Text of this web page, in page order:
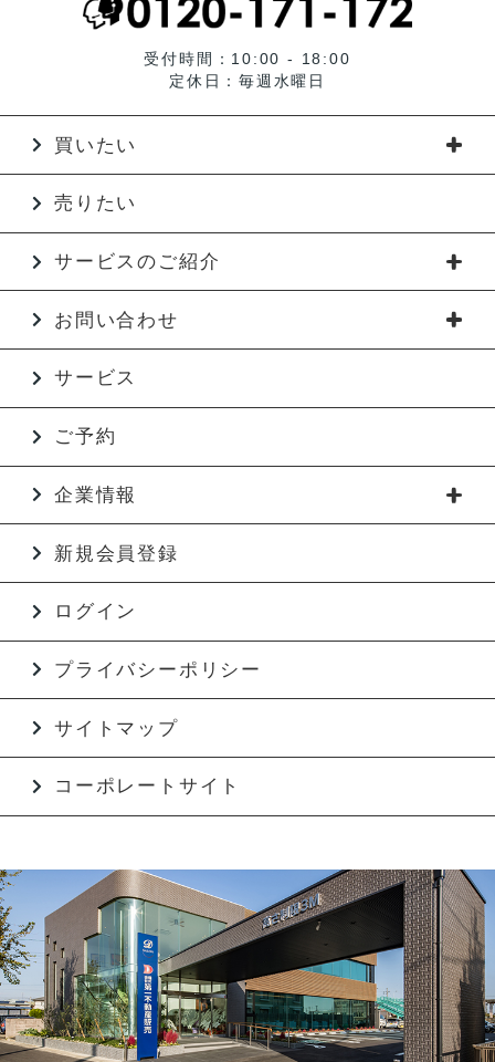
受付時間：10:00 - 18:00
定休日：毎週水曜日
買いたい
売りたい
サービスのご紹介
お問い合わせ
サービス
ご予約
企業情報
新規会員登録
ログイン
プライバシーポリシー
サイトマップ
コーポレートサイト